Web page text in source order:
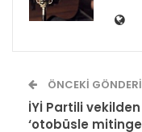
ÖNCEKI GÖNDERI
İYİ Partili vekilden
‘otobüsle mitinge